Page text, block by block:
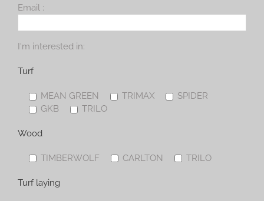
Email :
I'm interested in:
Turf
MEAN GREEN TRIMAX
SPIDER
GKB
TRILO
Wood
TIMBERWOLF CARLTON TRILO
Turf laying